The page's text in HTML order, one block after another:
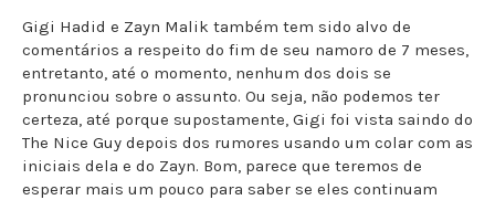
Gigi Hadid e Zayn Malik também tem sido alvo de
comentários a respeito do fim de seu namoro de 7 meses,
entretanto, até o momento, nenhum dos dois se
pronunciou sobre o assunto. Ou seja, não podemos ter
certeza, até porque supostamente, Gigi foi vista saindo do
The Nice Guy depois dos rumores usando um colar com as
iniciais dela e do Zayn. Bom, parece que teremos de
esperar mais um pouco para saber se eles continuam